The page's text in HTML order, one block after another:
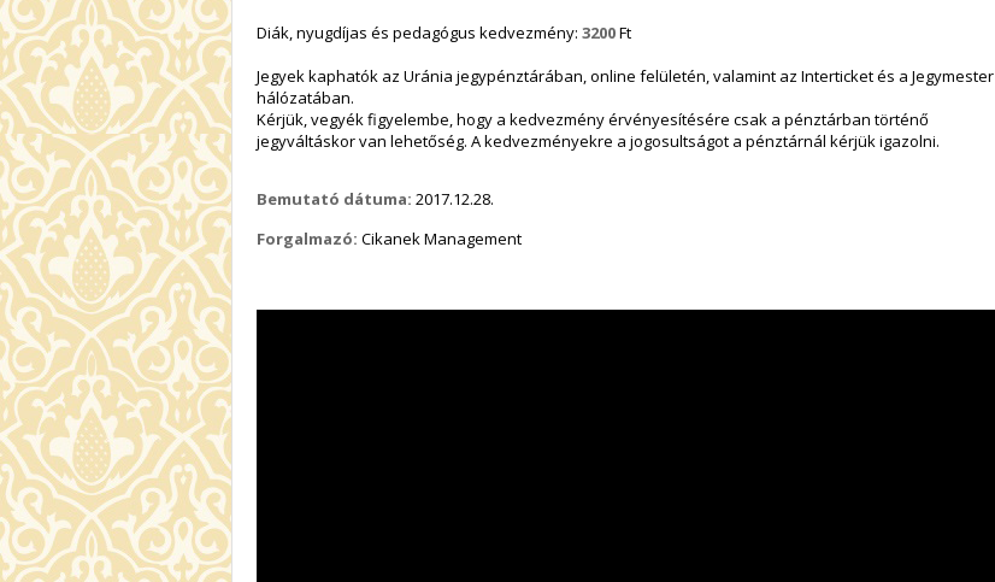
Diák, nyugdíjas és pedagógus kedvezmény: 3200Ft
Jegyek kaphatók az Uránia jegypénztárában, online felületén, valamint az Interticket és a Jegymester
hálózatában.
Kérjük, vegyék figyelembe, hogy a kedvezmény érvényesítésére csak a pénztárban történő
jegyváltáskor van lehetőség. A kedvezményekre a jogosultságot a pénztárnál kérjük igazolni.
Bemutató dátuma: 2017.12.28.
Forgalmazó: Cikanek Management